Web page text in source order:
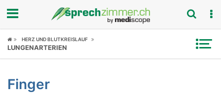
Fokus
Symptome
HERZ UND BLUTKREISLAUF
LUNGENARTERIEN
Finger